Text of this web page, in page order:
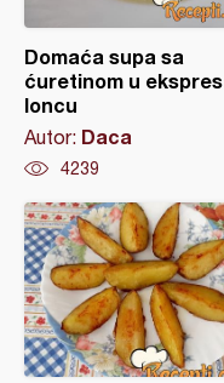
Domaća supa sa
ćuretinom u ekspres
loncu
Autor: Daca
4239